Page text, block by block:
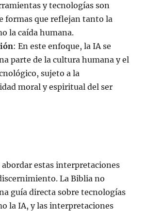
y tecnologías son
formas que reflejan tanto la
la caída humana.
: En este enfoque, la IA se
parte de la cultura humana y el
sujeto a la
moral y espiritual del ser
estas interpretaciones
La Biblia no
guía directa sobre tecnologías
la IA, y las interpretaciones